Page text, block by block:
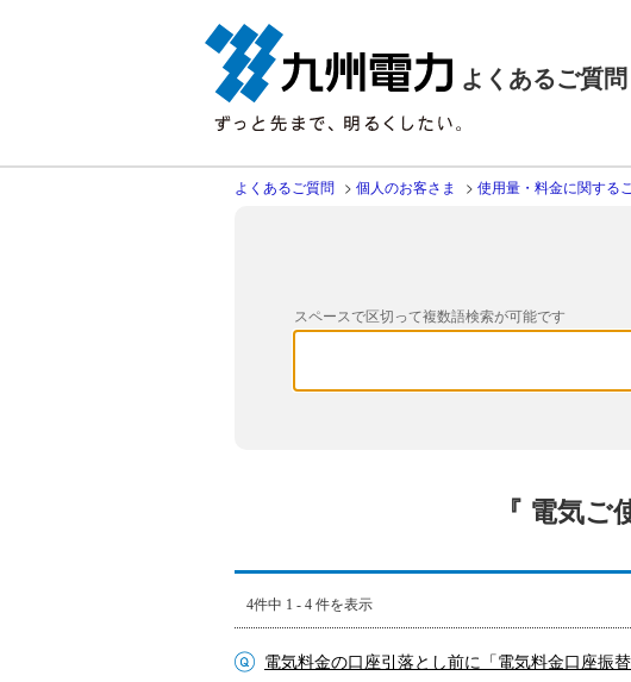
よくあるご質問
よくあるご質問 > 個人のお客さま > 使用量・料金に関する
スペースで区切って複数語検索が可能です
『 電気
4件中 1 - 4 件を表示
電気料金の口座引落とし前に「電気料金口座振